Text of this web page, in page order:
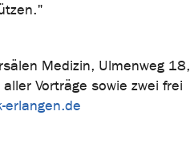
Medizin, Ulmenweg 18,
Vorträge sowie zwei frei
erlangen.de